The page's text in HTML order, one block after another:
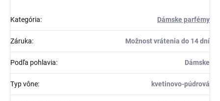
Kategória: Dámske parfémy
Záruka: Možnost vrátenia do 14 dní
Podľa pohlavia: Dámske
Typ vône: kvetinovo-púdrová